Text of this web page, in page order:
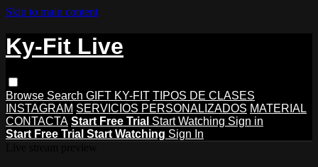
Skip to main content
Ky-Fit Live
Browse Search GIFT KY-FIT TIPOS DE CLASES
INSTAGRAM SERVICIOS PERSONALIZADOS MATERIAL
CONTACTA Start Free Trial Start Watching Sign in
Start Free Trial Start Watching Sign In